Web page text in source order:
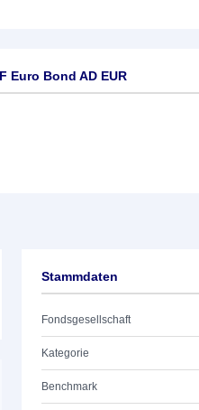
Euro Bond AD EUR
Stammdaten
Fondsgesellschaft
Kategorie
Benchmark